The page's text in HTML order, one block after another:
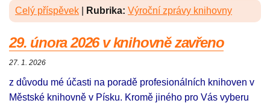
Celý příspěvek Rubrika: Výroční zprávy knihovny
29. února 2026 v knihovně zavřeno
27. 1. 2026
z důvodu mé účasti na poradě profesionálních knihoven v
Městské knihovně v Písku. Kromě jiného pro Vás vyberu